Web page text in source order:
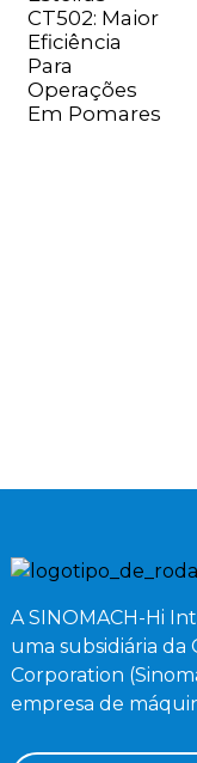
CT502: Maior
Eficiência
Para
Operações
Em Pomares
A SINOMACH-Hi
uma subsidiária
Corporation
empresa de